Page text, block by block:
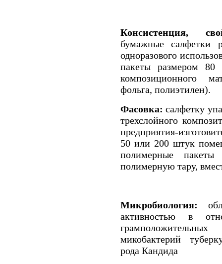
Консистенция,
бумажные
одноразового
пакеты размером
композиционного
фольга, полиэтилен).
Фасовка: салфетку
трехслойного
предприятия-
50 или 200 штук
полимерные
полимерную тару,
Микробиология:
активностью в
микобактерий
рода Кандида